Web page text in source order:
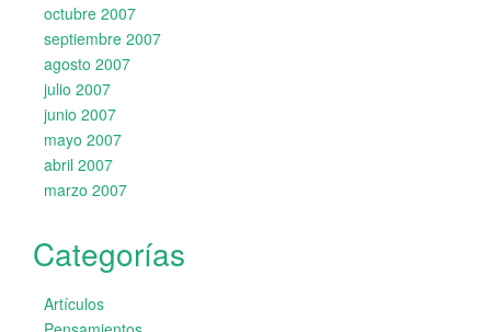
octubre 2007
septiembre 2007
agosto 2007
julio 2007
junio 2007
mayo 2007
abril 2007
marzo 2007
Categorías
Artículos